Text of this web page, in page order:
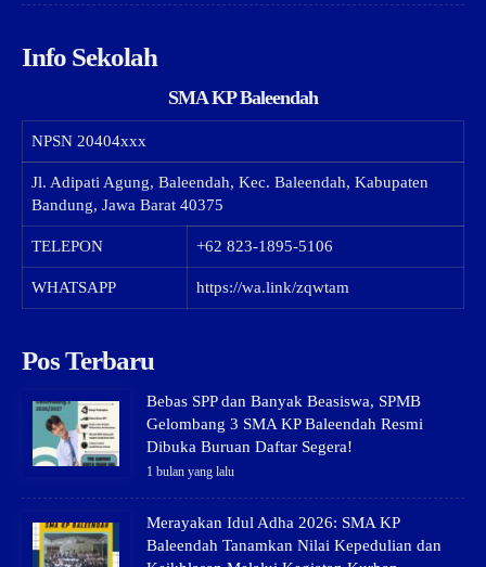
Info Sekolah
SMA KP Baleendah
NPSN 20404xxx
Jl. Adipati Agung, Baleendah, Kec. Baleendah, Kabupaten
Bandung, Jawa Barat 40375
TELEPON +62 823-1895-5106
WHATSAPP https://wa.link/zqwtam
Pos Terbaru
Bebas SPP dan Banyak Beasiswa, SPMB
Gelombang 3 SMA KP Baleendah Resmi
Dibuka Buruan Daftar Segera!
1 bulan yang lalu
Merayakan Idul Adha 2026: SMA KP
Baleendah Tanamkan Nilai Kepedulian dan